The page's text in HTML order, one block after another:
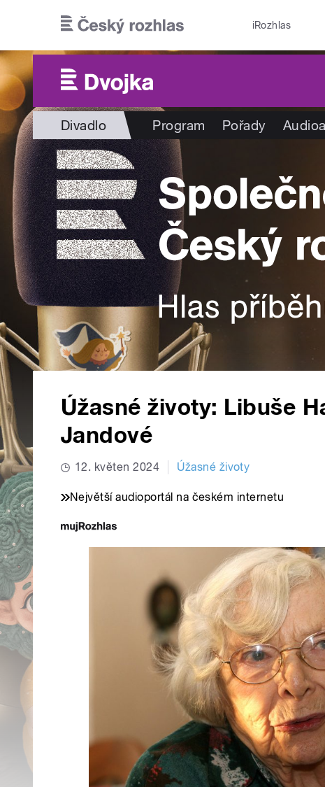
iRozhlas
Divadlo Program Pořady
Úžasné životy: Libuše
Jandové
12. květen 2024 Úžasné životy
Největší audioportál na českém internetu